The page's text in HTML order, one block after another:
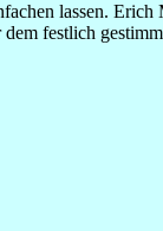
lassen.
festlich